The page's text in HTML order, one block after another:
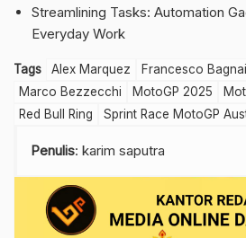
Streamlining Tasks: Automation
Everyday Work
Tags Alex Marquez Francesco
Marco Bezzecchi
MotoGP 2025
Red Bull Ring
Sprint Race MotoGP
Penulis: karim saputra